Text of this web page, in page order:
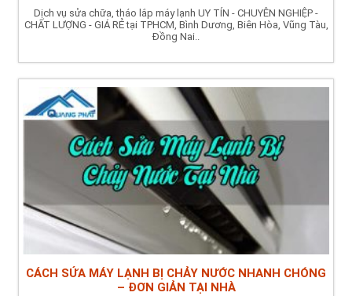
Dịch vụ sửa chữa, tháo lắp máy lạnh UY TÍN - CHUYÊN NGHIỆP -
CHẤT LƯỢNG - GIÁ RẺ tại TPHCM, Bình Dương, Biên Hòa, Vũng Tàu,
Đồng Nai..
CÁCH SỬA MÁY LẠNH BỊ CHẢY NƯỚC NHANH CHÓNG
– ĐƠN GIẢN TẠI NHÀ